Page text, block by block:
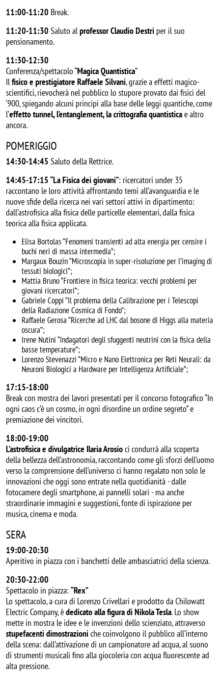
11:00-11:20 Break.
11:20-11:30 Saluto alprofessor Claudio Destri per il suo
pensionamento.
11:30-12:30
Conferenza/spettacolo “Magica Quantistica”
Ilfisico e prestigiatore Raffaele Silvani, grazie a effetti magico-
scientifici, rievocherà nel pubblico lo stupore provato dai fisici del
‘900, spiegando alcuni principi alla base delle leggi quantiche, come
l’effetto tunnel, l’entanglement, la crittografia quantisticae altro
ancora.
POMERIGGIO
14:30-14:45 Saluto della Rettrice.
14:45-17:15“La Fisica dei giovani”: ricercatori under 35
raccontano le loro attività affrontando temi all’avanguardia e le
nuove sfide della ricerca nei vari settori attivi in dipartimento:
dall’astrofisica alla fisica delle particelle elementari, dalla fisica
teorica alla fisica applicata.
Elisa Bortolas “Fenomeni transienti ad alta energia per censire i
buchi neri di massa intermedia”;
Margaux Bouzin “Microscopia in super-risoluzione per l’imaging di
tessuti biologici”;
Mattia Bruno “Frontiere in fisica teorica: vecchi problemi per
giovani ricercatori”;
Gabriele Coppi “Il problema della Calibrazione per i Telescopi
della Radiazione Cosmica di Fondo”;
Raffaele Gerosa “Ricerche ad LHC dal bosone di Higgs alla materia
oscura”;
Irene Nutini “Indagatori degli sfuggenti neutrini con la fisica della
basse temperature”;
Lorenzo Stevenazzi “Micro e Nano Elettronica per Reti Neurali: da
Neuroni Biologici a Hardware per Intelligenza Artificiale”;
17:15-18:00
Break con mostra dei lavori presentati per il concorso fotografico “In
ogni caos c’è un cosmo, in ogni disordine un ordine segreto” e
premiazione dei vincitori.
18:00-19:00
L’astrofisica e divulgatrice Ilaria Arosioci condurrà alla scoperta
della bellezza dell’astronomia, raccontando come gli sforzi dell’uomo
verso la comprensione dell’universo ci hanno regalato non solo le
innovazioni che oggi sono entrate nella quotidianità - dalle
fotocamere degli smartphone, ai pannelli solari - ma anche
straordinarie immagini e suggestioni, fonte di ispirazione per
musica, cinema e moda.
SERA
19:00-20:30
Aperitivo in piazza con i banchetti delle ambasciatrici della scienza.
20:30-22:00
Spettacolo in piazza: “Rex”
Lo spettacolo, a cura di Lorenzo Crivellari e prodotto da Chilowatt
Electric Company, èdedicato alla figura di Nikola Tesla. Lo show
mette in mostra le idee e le invenzioni dello scienziato, attraverso
stupefacenti dimostrazioniche coinvolgono il pubblico all’interno
della scena: dall’attivazione di un campionatore ad acqua, al suono
di strumenti musicali fino alla giocoleria con acqua fluorescente ad
alta pressione.